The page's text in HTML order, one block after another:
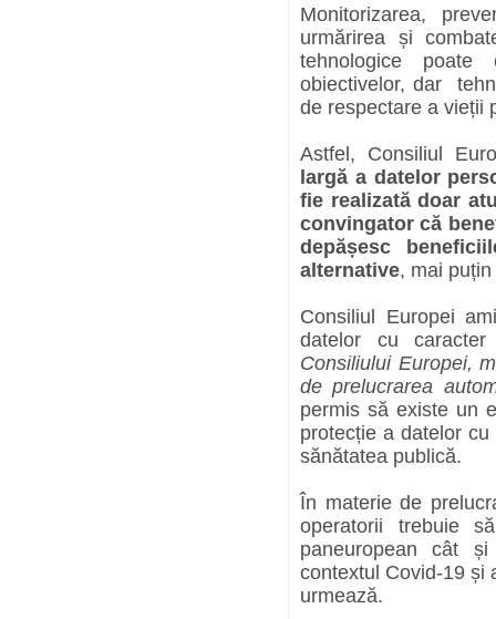
Monitorizarea,
urmărirea și
tehnologice
obiectivelor, dar
de respectare a vieții
Astfel, Consiliul
largă a datelor
fie realizată doar
convingator că
depășesc
alternative, mai
Consiliul Europei
datelor cu
Consiliului Europei,
de prelucrarea
permis să existe un
protecție a datelor
sănătatea publică.
În materie de
operatorii trebuie
paneuropean cât
contextul Covid-19 și
urmează.